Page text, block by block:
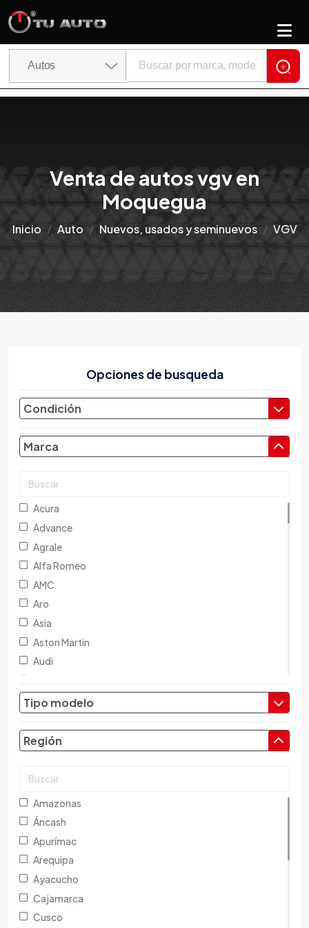
Venta de autos vgv en
Moquegua
Inicio Auto Nuevos, usados y seminuevos VGV
Opciones de busqueda
Condición
Marca
Acura
Advance
Agrale
Alfa Romeo
AMC
Aro
Asia
Aston Martin
Audi
Baic
Bentley
Brilliance
Byd
Chana
Changfeng
Changhe
Tipo modelo
Región
Amazonas
Áncash
Apurímac
Arequipa
Ayacucho
Cajamarca
Cusco